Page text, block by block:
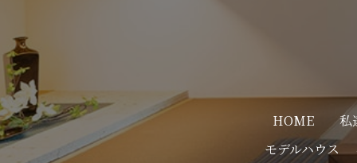
HOME
私
モデルハウス